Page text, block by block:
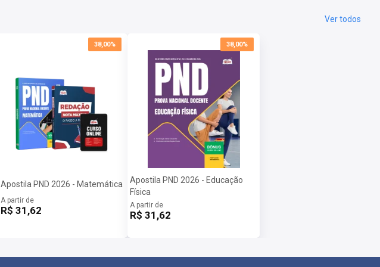
Ver todos
38,00%
Apostila PND 2026 - Matemática
A partir de
R$ 31,62
38,00%
Apostila PND 2026 - Educação
Física
A partir de
R$ 31,62